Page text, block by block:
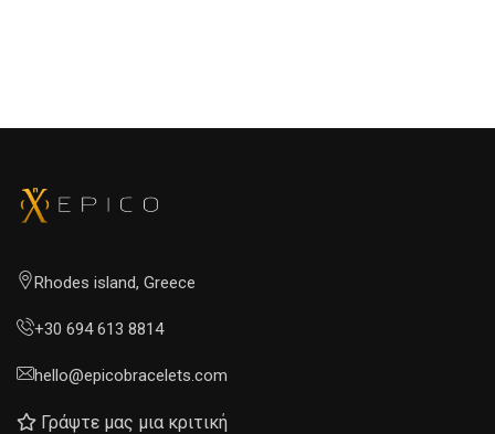
Rhodes island, Greece
+30 694 613 8814
hello@epicobracelets.com
Γράψτε μας μια κριτική